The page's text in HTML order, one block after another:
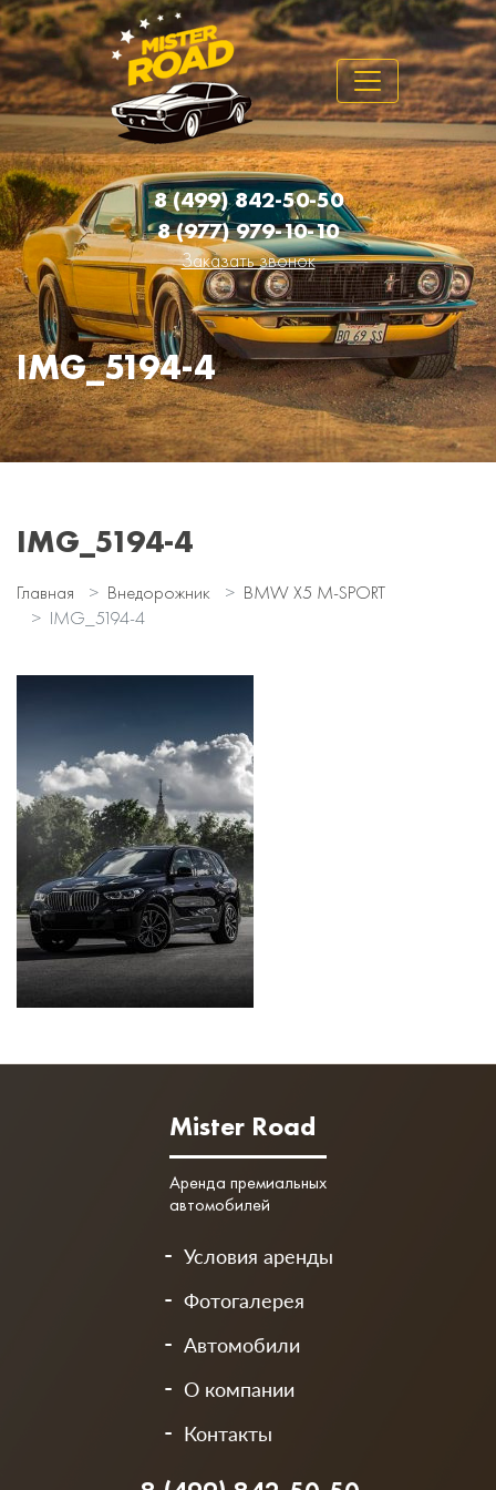
8 (499) 842-50-50
8 (977) 979-10-10
Заказать звонок
IMG_5194-4
IMG_5194-4
Главная Внедорожник
BMW X5 M-SPORT
IMG_5194-4
Mister Road
Аренда премиальных
автомобилей
Условия аренды
Фотогалерея
Автомобили
О компании
Контакты